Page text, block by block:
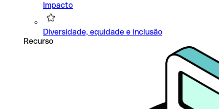
Impacto
Diversidade, equidade e inclusão
Recurso